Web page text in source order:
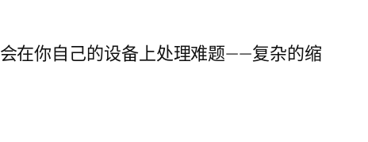
在你自己的设备上处理难题——复杂的缩